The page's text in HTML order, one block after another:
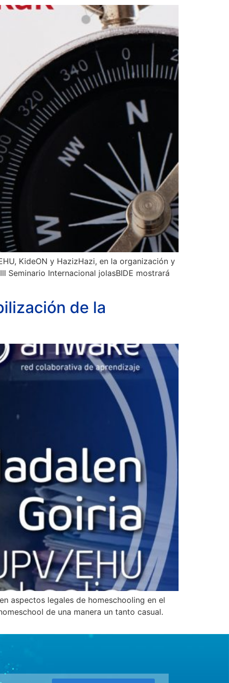
KideON y HazizHazi, en la organización y
Seminario Internacional jolasBIDE mostrará
de la
aspectos legales de homeschooling en el
de una manera un tanto casual.